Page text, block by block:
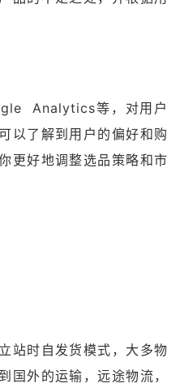
Analytics等，对用户
以了解到用户的偏好和购
更好地调整选品策略和市
站时自发货模式，大多物
国外的运输，远途物流，